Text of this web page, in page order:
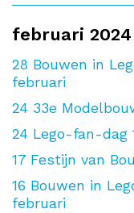
februari 2024
28 Bouwen in
februari
24 33e
24 Lego-fan-dag
17 Festijn van
16 Bouwen in
februari